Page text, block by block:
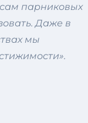
парниковых
Даже в
мы